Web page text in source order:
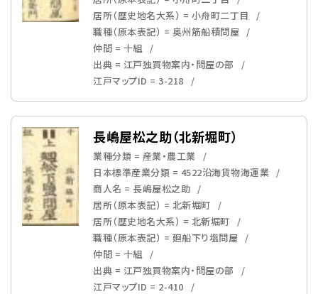
居所（歴史地名大系） = 小舟町二丁目
職種（原本表記） = 奥州筋船積問屋
仲間 = 十組
出典 = 江戸独買物案内・問屋の部
江戸マップID = 3-218
長嶋屋松之助（北新堀町）
業種分類 = 産業・農工業
日本標準産業分類 = 4522沿海貨物海運業
商人名 = 長嶋屋松之助
居所（原本表記） = 北新堀町
居所（歴史地名大系） = 北新堀町
職種（原本表記） = 廻船下り塩問屋
仲間 = 十組
出典 = 江戸独買物案内・問屋の部
江戸マップID = 2-410